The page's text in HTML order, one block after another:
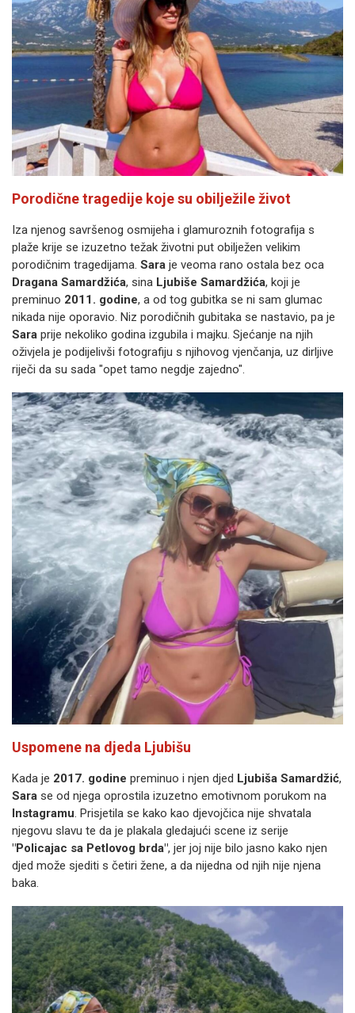
Porodične tragedije koje su obilježile život
Iza njenog savršenog osmijeha i glamuroznih fotografija s
plaže krije se izuzetno težak životni put obilježen velikim
porodičnim tragedijama. Sara je veoma rano ostala bez oca
Dragana Samardžića, sina Ljubiše Samardžića, koji je
preminuo 2011. godine, a od tog gubitka se ni sam glumac
nikada nije oporavio. Niz porodičnih gubitaka se nastavio, pa je
Sara prije nekoliko godina izgubila i majku. Sjećanje na njih
oživjela je podijelivši fotografiju s njihovog vjenčanja, uz dirljive
riječi da su sada "opet tamo negdje zajedno".
Uspomene na djeda Ljubišu
Kada je 2017. godine preminuo i njen djed Ljubiša Samardžić,
Sara se od njega oprostila izuzetno emotivnom porukom na
Instagramu. Prisjetila se kako kao djevojčica nije shvatala
njegovu slavu te da je plakala gledajući scene iz serije
"Policajac sa Petlovog brda", jer joj nije bilo jasno kako njen
djed može sjediti s četiri žene, a da nijedna od njih nije njena
baka.